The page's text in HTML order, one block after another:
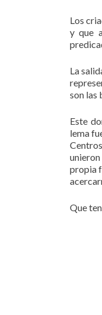
Los
y que
La
son las
Este
lema
propia
Que